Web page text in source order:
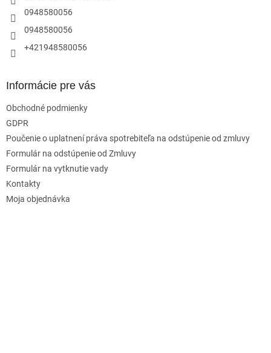
0948580056
0948580056
+421948580056
Informácie pre vás
Obchodné podmienky
GDPR
Poučenie o uplatnení práva spotrebiteľa na odstúpenie od zmluvy
Formulár na odstúpenie od Zmluvy
Formulár na vytknutie vady
Kontakty
Moja objednávka